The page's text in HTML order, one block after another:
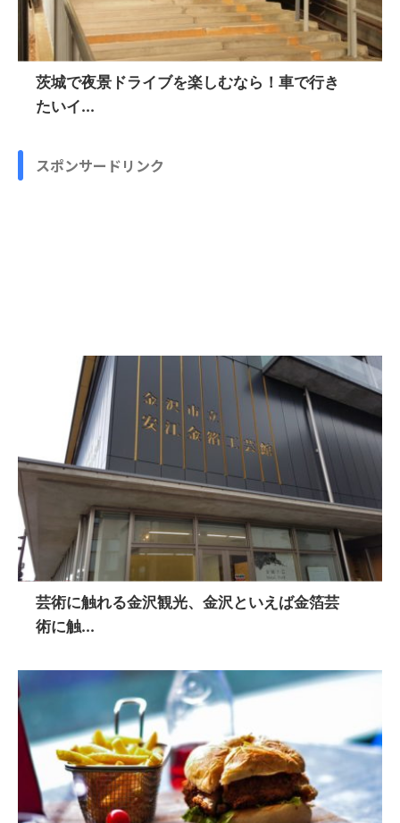
茨城で夜景ドライブを楽しむなら！車で行き
たいイ...
スポンサードリンク
芸術に触れる金沢観光、金沢といえば金箔芸
術に触...